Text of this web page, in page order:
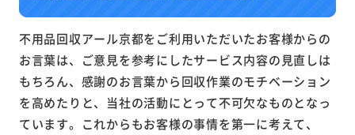
不用品回収アール京都をご利用いただいたお客様からの
お言葉は、ご意見を参考にしたサービス内容の見直しは
もちろん、感謝のお言葉から回収作業のモチベーション
を高めたりと、当社の活動にとって不可欠なものとなっ
ています。これからもお客様の事情を第一に考えて、